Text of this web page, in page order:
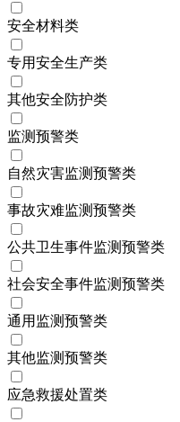
安全材料类
专用安全生产类
其他安全防护类
监测预警类
自然灾害监测预警类
事故灾难监测预警类
公共卫生事件监测预警类
社会安全事件监测预警类
通用监测预警类
其他监测预警类
应急救援处置类